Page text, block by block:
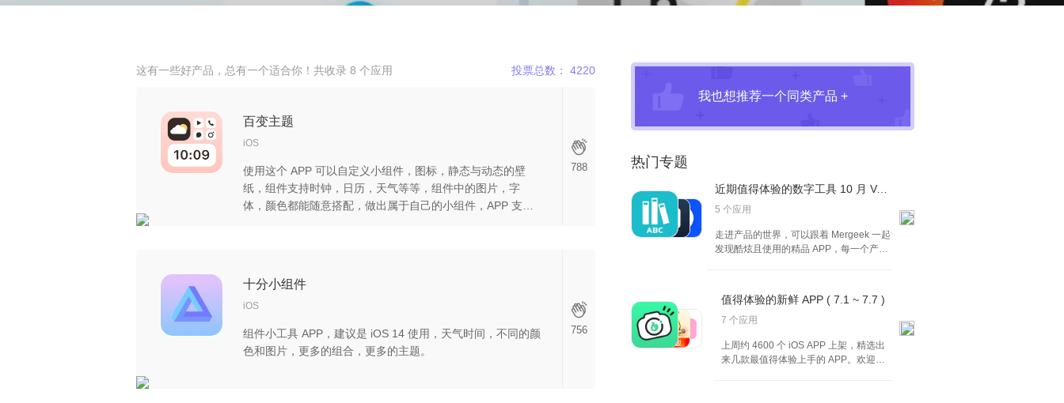
这有一些好产品，总有一个适合你！共收录 8 个应用 投票总数： 4220
百变主题
iOS
使用这个 APP 可以自定义小组件，图标，静态与动态的壁
纸，组件支持时钟，日历，天气等等，组件中的图片，字
体，颜色都能随意搭配，做出属于自己的小组件，APP 支持
788
十分小组件
iOS
组件小工具 APP，建议是 iOS 14 使用，天气时间，不同的颜
色和图片，更多的组合，更多的主题。
756
我也想推荐一个同类产品 +
热门专题
近期值得体验的数字工具 10 月 Vol.2
5 个应用
走进产品的世界，可以跟着 Mergeek 一起
发现酷炫且使用的精品 APP，每一个产品
值得体验的新鲜 APP ( 7.1 ~ 7.7 )
7 个应用
上周约 4600 个 iOS APP 上架，精选出
来几款最值得体验上手的 APP。欢迎大